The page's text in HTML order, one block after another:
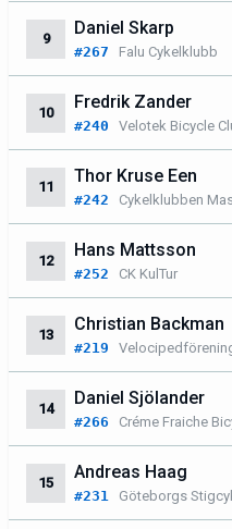
9
Daniel Skarp
#267 Falu Cykelklubb
10
Fredrik Zander
#240 Velotek Bicycle
11
Thor Kruse Een
#242 Cykelklubben
12
Hans Mattsson
#252 CK KulTur
13
Christian Backman
#219
14
Daniel Sjölander
#266 Créme Fraiche
15
Andreas Haag
#231 Göteborgs